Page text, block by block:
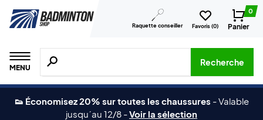
Raquette conseiller Favoris (0)
0
Panier
MENU
Recherche de produits, de marques, etc.
Recherche
👟 Économisez 20% sur toutes les chaussures -Valable
jusqu´au 12/8 -Voir la sélection